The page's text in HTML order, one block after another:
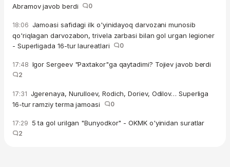
Abramov javob berdi
0
18:06 Jamoasi safidagi ilk o'yinidayoq darvozani munosib
qo'riqlagan darvozabon, trivela zarbasi bilan gol urgan legioner
- Superligada 16-tur laureatlari
0
17:48 Igor Sergeev "Paxtakor"ga qaytadimi? Tojiev javob berdi
2
17:31 Jgerenaya, Nurulloev, Rodich, Doriev, Odilov… Superliga
16-tur ramziy terma jamoasi
0
17:29 5 ta gol urilgan "Bunyodkor" - OKMK o'yinidan suratlar
2